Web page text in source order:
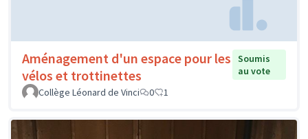
Aménagement d'un espace pour les
vélos et trottinettes
Soumis
au vote
Collège Léonard de Vinci
0 1